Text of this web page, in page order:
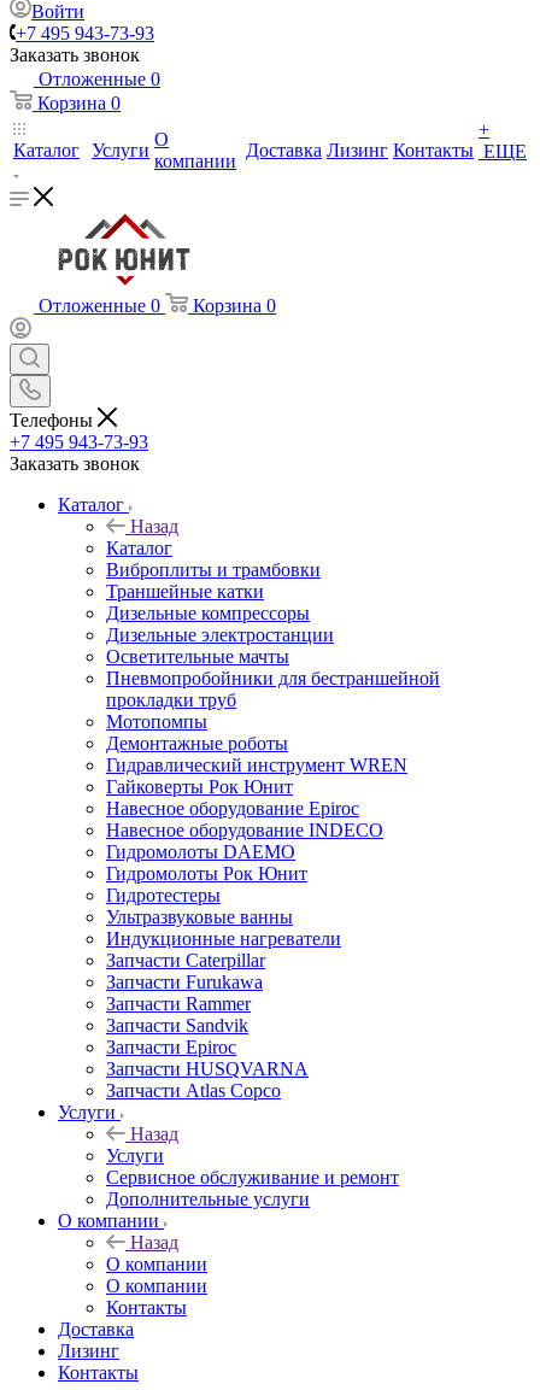
Войти
+7 495 943-73-93
Заказать звонок
Отложенные 0
Корзина 0
Каталог Услуги
О
компании
Доставка Лизинг Контакты
+
ЕЩЕ
Отложенные 0 Корзина 0
Телефоны
+7 495 943-73-93
Заказать звонок
Каталог
Назад
Каталог
Виброплиты и трамбовки
Траншейные катки
Дизельные компрессоры
Дизельные электростанции
Осветительные мачты
Пневмопробойники для бестраншейной
прокладки труб
Мотопомпы
Демонтажные роботы
Гидравлический инструмент WREN
Гайковерты Рок Юнит
Навесное оборудование Epiroc
Навесное оборудование INDECO
Гидромолоты DAEMO
Гидромолоты Рок Юнит
Гидротестеры
Ультразвуковые ванны
Индукционные нагреватели
Запчасти Caterpillar
Запчасти Furukawa
Запчасти Rammer
Запчасти Sandvik
Запчасти Epiroc
Запчасти HUSQVARNA
Запчасти Atlas Copco
Услуги
Назад
Услуги
Сервисное обслуживание и ремонт
Дополнительные услуги
О компании
Назад
О компании
О компании
Контакты
Доставка
Лизинг
Контакты